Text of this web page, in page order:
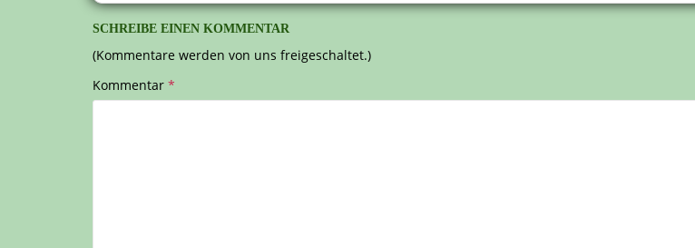
SCHREIBE EINEN KOMMENTAR
(Kommentare werden von uns freigeschaltet.)
Kommentar *